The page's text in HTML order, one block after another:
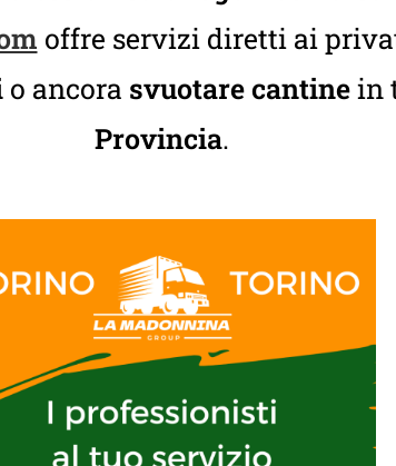
offre servizi diretti ai
o ancora svuotare cantinein
Provincia.